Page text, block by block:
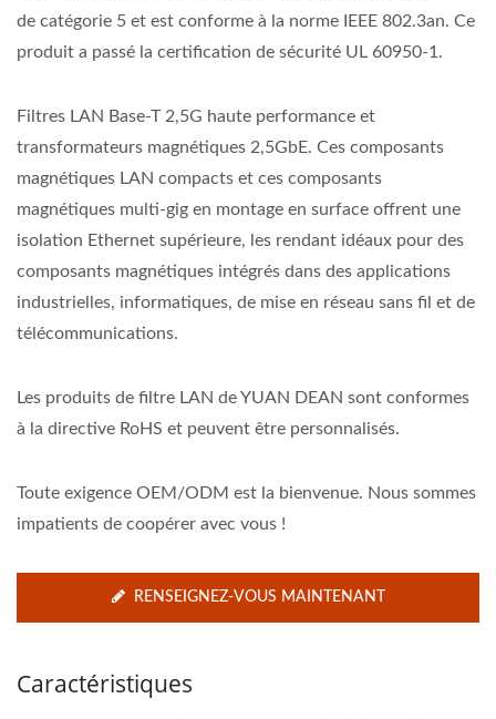
de catégorie 5 et est conforme à la norme IEEE 802.3an. Ce
produit a passé la certification de sécurité UL 60950-1.
Filtres LAN Base-T 2,5G haute performance et
transformateurs magnétiques 2,5GbE. Ces composants
magnétiques LAN compacts et ces composants
magnétiques multi-gig en montage en surface offrent une
isolation Ethernet supérieure, les rendant idéaux pour des
composants magnétiques intégrés dans des applications
industrielles, informatiques, de mise en réseau sans fil et de
télécommunications.
Les produits de filtre LAN de YUAN DEAN sont conformes
à la directive RoHS et peuvent être personnalisés.
Toute exigence OEM/ODM est la bienvenue. Nous sommes
impatients de coopérer avec vous !
RENSEIGNEZ-VOUS MAINTENANT
Caractéristiques